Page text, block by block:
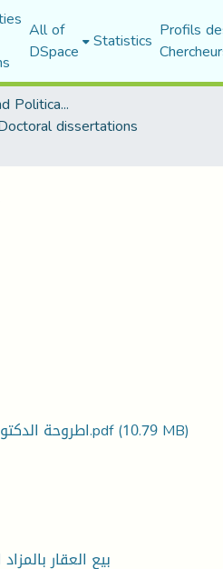
All of
DSpace Statistics Profils
Faculty of Law and Political Science
dissertations
اطروحة الدكتوراه بيع العقار بالمزاد العلني.pdf(10.79 MB)
بيع العقار